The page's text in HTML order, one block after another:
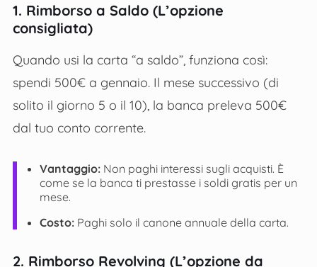
1. Rimborso a Saldo (L’opzione
consigliata)
Quando usi la carta “a saldo”, funziona così:
spendi 500€ a gennaio. Il mese successivo (di
solito il giorno 5 o il 10), la banca preleva 500€
dal tuo conto corrente.
Vantaggio:Non paghi interessi sugli acquisti. È
come se la banca ti prestasse i soldi gratis per un
mese.
Costo:Paghi solo il canone annuale della carta.
2. Rimborso Revolving (L’opzione da